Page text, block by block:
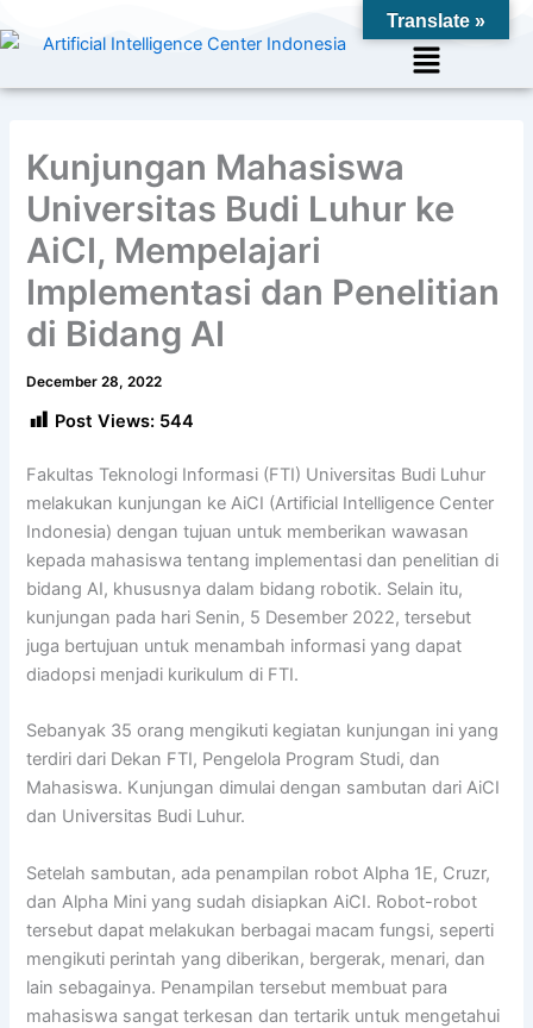
to
Menu
Kunjungan Mahasiswa
Universitas Budi Luhur ke
AiCI, Mempelajari
Implementasi dan Penelitian
di Bidang AI
December 28, 2022
Post Views: 544
Fakultas Teknologi Informasi (FTI) Universitas Budi Luhur
melakukan kunjungan ke AiCI (Artificial Intelligence Center
Indonesia) dengan tujuan untuk memberikan wawasan
kepada mahasiswa tentang implementasi dan penelitian di
bidang AI, khususnya dalam bidang robotik. Selain itu,
kunjungan pada hari Senin, 5 Desember 2022, tersebut
juga bertujuan untuk menambah informasi yang dapat
diadopsi menjadi kurikulum di FTI.
Sebanyak 35 orang mengikuti kegiatan kunjungan ini yang
terdiri dari Dekan FTI, Pengelola Program Studi, dan
Mahasiswa. Kunjungan dimulai dengan sambutan dari AiCI
dan Universitas Budi Luhur.
Setelah sambutan, ada penampilan robot Alpha 1E, Cruzr,
dan Alpha Mini yang sudah disiapkan AiCI. Robot-robot
tersebut dapat melakukan berbagai macam fungsi, seperti
mengikuti perintah yang diberikan, bergerak, menari, dan
lain sebagainya. Penampilan tersebut membuat para
mahasiswa sangat terkesan dan tertarik untuk mengetahui
Translate »